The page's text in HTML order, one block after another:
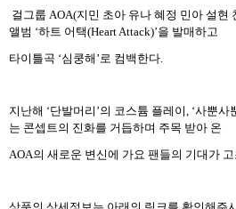
걸그룹 AOA(지민 초아 유나 혜정 민아 설현
앨범 ‘하트 어택(Heart Attack)’을 발매하고
타이틀곡 ‘심쿵해 ’로 컴백한다.
지난해 ‘단발머리 ’의 코스튬 플레이, ‘사뿐사
는 콘셉트의 진화를 거듭하며 주목 받아 온
AOA의 새로운 변신에 가요 팬들의 기대가